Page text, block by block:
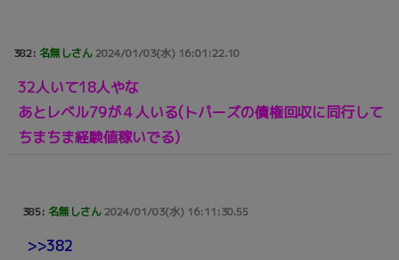
382: 名無しさん2024/01/03(水) 16:01:22.10
32人いて18人やな
あとレベル79が４人いる(トパーズの債権回収に同行して
ちまちま経験値稼いでる)
385: 名無しさん2024/01/03(水) 16:11:30.55
>>382